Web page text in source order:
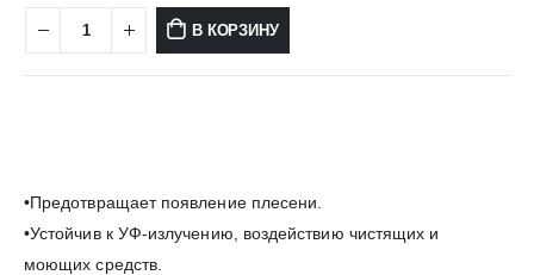
В КОРЗИНУ
•Предотвращает появление плесени.
•Устойчив к УФ-излучению, воздействию чистящих и
моющих средств.